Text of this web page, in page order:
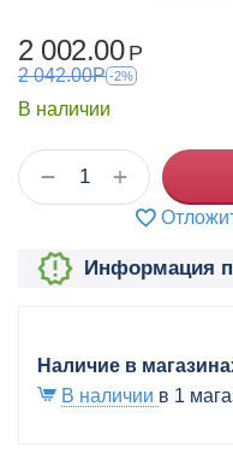
2 002.00 Р
2 042.00Р -2%
В наличии
+
−
Информация
Наличие в
В наличии в 1